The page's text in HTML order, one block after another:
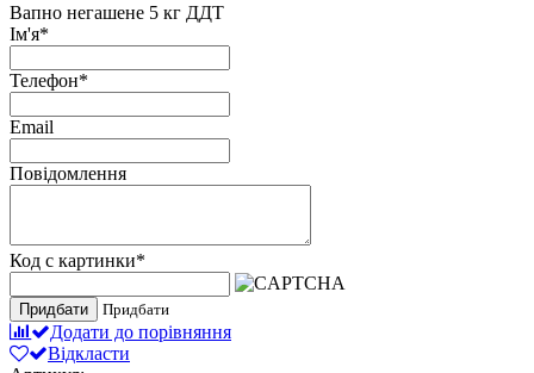
Вапно негашене 5 кг ДДТ
Ім'я*
Телефон*
Email
Повідомлення
Код с картинки*
Придбати Придбати
Додати до порівняння
Відкласти